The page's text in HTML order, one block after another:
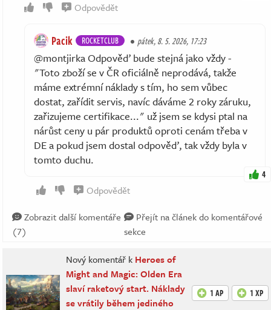
Odpovědět
Pacik ROCKETCLUB pátek, 8. 5. 2026, 17:23
@montjirka Odpověď bude stejná jako vždy -
"Toto zboží se v ČR oficiálně neprodává, takže
máme extrémní náklady s tím, ho sem vůbec
dostat, zařídit servis, navíc dáváme 2 roky záruku,
zařizujeme certifikace..." už jsem se kdysi ptal na
nárůst ceny u pár produktů oproti cenám třeba v
DE a pokud jsem dostal odpověď, tak vždy byla v
tomto duchu.
4
Odpovědět
Zobrazit další komentáře
(7)
Přejít na článek do komentářové
sekce
Nový komentář k Heroes of
Might and Magic: Olden Era
slaví raketový start. Náklady
se vrátily během jediného
1 AP 1 XP